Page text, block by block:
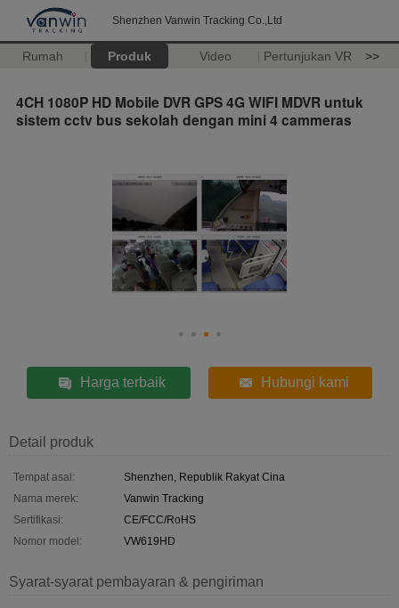
Shenzhen Vanwin Tracking Co.,Ltd
Rumah Produk Video Pertunjukan VR >>
4CH 1080P HD Mobile DVR GPS 4G WIFI MDVR untuk
sistem cctv bus sekolah dengan mini 4 cammeras
Harga terbaik Hubungi kami
Detail produk
Tempat asal:
Shenzhen, Republik Rakyat Cina
Nama merek:
Vanwin Tracking
Sertifikasi:
CE/FCC/RoHS
Nomor model:
VW619HD
Syarat-syarat pembayaran & pengiriman